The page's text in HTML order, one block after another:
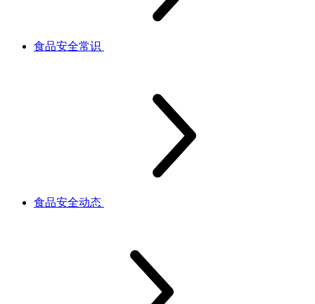
食品安全常识
食品安全动态